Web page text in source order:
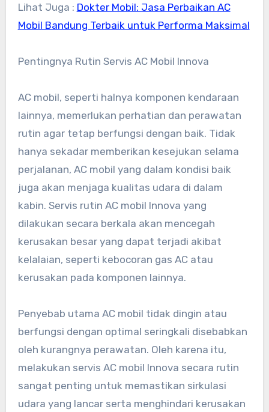
Lihat Juga : Dokter Mobil: Jasa Perbaikan AC
Mobil Bandung Terbaik untuk Performa Maksimal
Pentingnya Rutin Servis AC Mobil Innova
AC mobil, seperti halnya komponen kendaraan
lainnya, memerlukan perhatian dan perawatan
rutin agar tetap berfungsi dengan baik. Tidak
hanya sekadar memberikan kesejukan selama
perjalanan, AC mobil yang dalam kondisi baik
juga akan menjaga kualitas udara di dalam
kabin. Servis rutin AC mobil Innova yang
dilakukan secara berkala akan mencegah
kerusakan besar yang dapat terjadi akibat
kelalaian, seperti kebocoran gas AC atau
kerusakan pada komponen lainnya.
Penyebab utama AC mobil tidak dingin atau
berfungsi dengan optimal seringkali disebabkan
oleh kurangnya perawatan. Oleh karena itu,
melakukan servis AC mobil Innova secara rutin
sangat penting untuk memastikan sirkulasi
udara yang lancar serta menghindari kerusakan